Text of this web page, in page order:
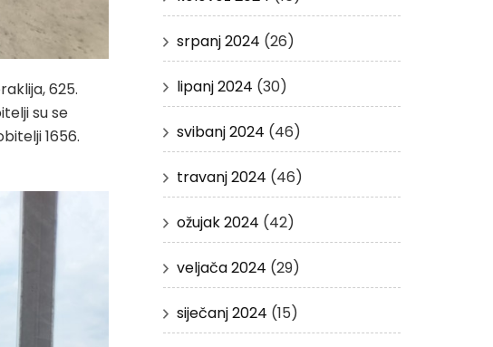
625.
su se
1656.
srpanj 2024 (26)
lipanj 2024 (30)
svibanj 2024 (46)
travanj 2024 (46)
ožujak 2024 (42)
veljača 2024 (29)
siječanj 2024 (15)